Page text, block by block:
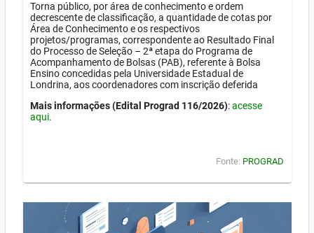
Torna público, por área de conhecimento e ordem
decrescente de classificação, a quantidade de cotas por
Área de Conhecimento e os respectivos
projetos/programas, correspondente ao Resultado Final
do Processo de Seleção – 2ª etapa do Programa de
Acompanhamento de Bolsas (PAB), referente à Bolsa
Ensino concedidas pela Universidade Estadual de
Londrina, aos coordenadores com inscrição deferida
Mais informações (Edital Prograd 116/2026):acesse
aqui.
Fonte: PROGRAD